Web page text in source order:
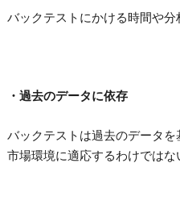
バックテストにかける時間や分
・過去のデータに依存
バックテストは過去のデータ
市場環境に適応するわけではな